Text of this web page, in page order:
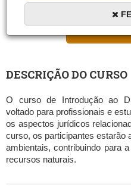
10 a
DESCRIÇÃO DO CURSO
O curso de Introdução ao
voltado para profissionais e
os aspectos jurídicos
curso, os participantes estarão
ambientais, contribuindo para
recursos naturais.